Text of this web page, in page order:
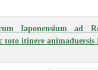
Iaponensium ad
toto itinere animaduersis